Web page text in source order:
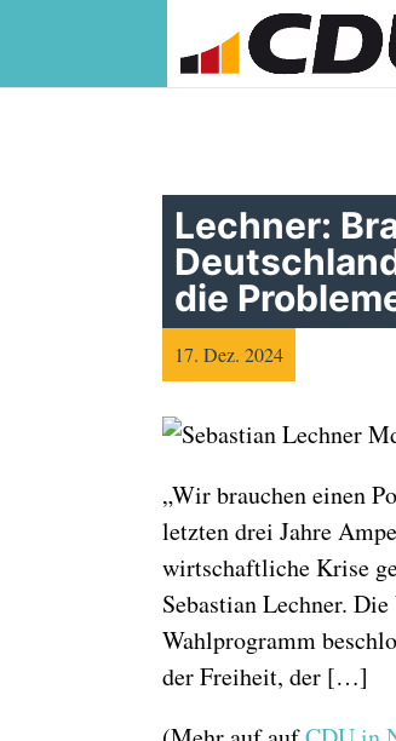
Lechner:
die
17. Dez. 2024
„Wir brauchen einen
letzten drei Jahre
wirtschaftliche Krise
Sebastian Lechner.
Wahlprogramm
der Freiheit, der […]